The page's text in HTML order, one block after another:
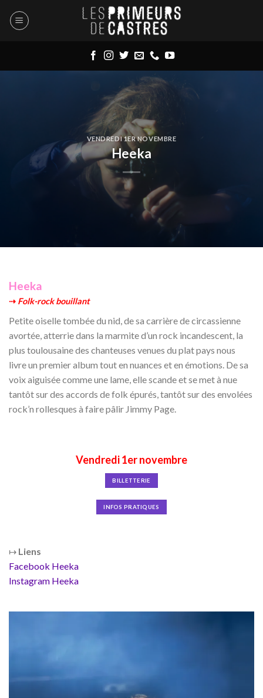
VENDREDI 1ER NOVEMBRE
Heeka
Heeka
⇢ Folk-rock bouillant
Petite oiselle tombée du nid, de sa carrière de circassienne
avortée, atterrie dans la marmite d’un rock incandescent, la
plus toulousaine des chanteuses venues du plat pays nous
livre un premier album tout en nuances et en émotions. De sa
voix aiguisée comme une lame, elle scande et se met à nue
tantôt sur des accords de folk épurés, tantôt sur des envolées
rock’n rollesques à faire pâlir Jimmy Page.
Vendredi 1er novembre
BILLETTERIE
INFOS PRATIQUES
↦ Liens
Facebook Heeka
Instagram Heeka